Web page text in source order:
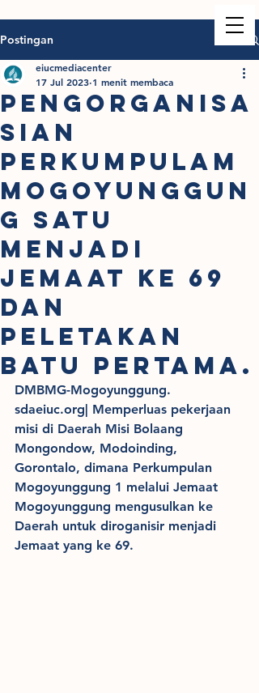
Postingan
PENGORGANISA
SIAN
PERKUMPULAM
MOGOYUNGGUN
G SATU
MENJADI
JEMAAT KE 69
DAN
PELETAKAN
BATU PERTAMA.
eiucmediacenter
17 Jul 2023 1 menit membaca
DMBMG-Mogoyunggung.
sdaeiuc.org| Memperluas pekerjaan
misi di Daerah Misi Bolaang
Mongondow, Modoinding,
Gorontalo, dimana Perkumpulan
Mogoyunggung 1 melalui Jemaat
Mogoyunggung mengusulkan ke
Daerah untuk diroganisir menjadi
Jemaat yang ke 69.